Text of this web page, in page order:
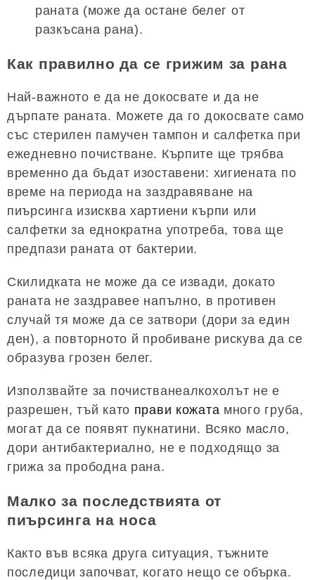
раната (може да остане белег от
разкъсана рана).
Как правилно да се грижим за рана
Най-важното е да не докосвате и да не
дърпате раната. Можете да го докосвате само
със стерилен памучен тампон и салфетка при
ежедневно почистване. Кърпите ще трябва
временно да бъдат изоставени: хигиената по
време на периода на заздравяване на
пиърсинга изисква хартиени кърпи или
салфетки за еднократна употреба, това ще
предпази раната от бактерии.
Скилидката не може да се извади, докато
раната не заздравее напълно, в противен
случай тя може да се затвори (дори за един
ден), а повторното й пробиване рискува да се
образува грозен белег.
Използвайте за почистванеалкохолът не е
разрешен, тъй като прави кожата много груба,
могат да се появят пукнатини. Всяко масло,
дори антибактериално, не е подходящо за
грижа за прободна рана.
Малко за последствията от
пиърсинга на носа
Както във всяка друга ситуация, тъжните
последици започват, когато нещо се обърка.